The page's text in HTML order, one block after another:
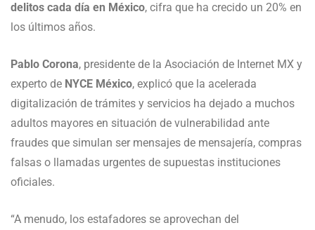
delitos cada día en México, cifra que ha crecido un 20% en
los últimos años.
Pablo Corona, presidente de la Asociación de Internet MX y
experto de NYCE México, explicó que la acelerada
digitalización de trámites y servicios ha dejado a muchos
adultos mayores en situación de vulnerabilidad ante
fraudes que simulan ser mensajes de mensajería, compras
falsas o llamadas urgentes de supuestas instituciones
oficiales.
“A menudo, los estafadores se aprovechan del